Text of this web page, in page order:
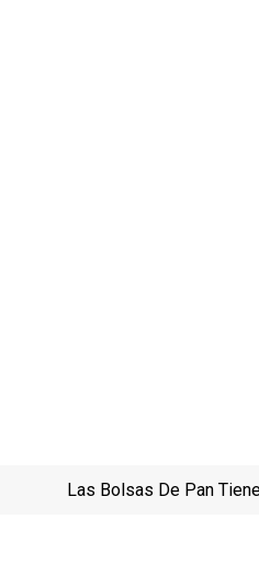
Las Bolsas De Pan Tienen